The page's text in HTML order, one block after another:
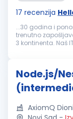
17 recenzija
...30 godina i
trenutno
3 kontinenta. Naš
Node.js/
AxiomQ